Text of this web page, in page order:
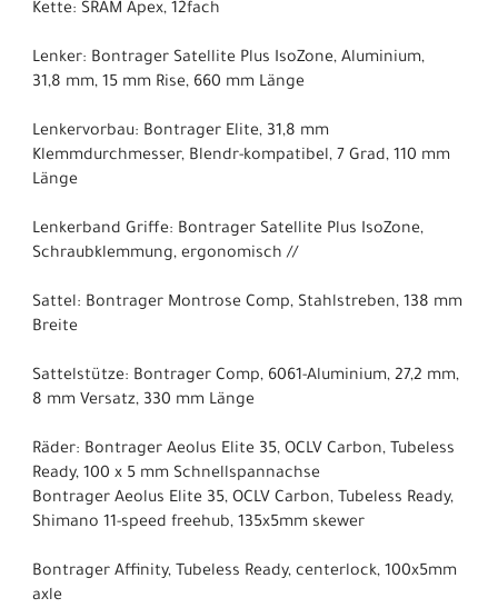
Kette: SRAM Apex, 12fach
Lenker: Bontrager Satellite Plus IsoZone, Aluminium,
31,8 mm, 15 mm Rise, 660 mm Länge
Lenkervorbau: Bontrager Elite, 31,8 mm
Klemmdurchmesser, Blendr-kompatibel, 7 Grad, 110 mm
Länge
Lenkerband Griffe: Bontrager Satellite Plus IsoZone,
Schraubklemmung, ergonomisch //
Sattel: Bontrager Montrose Comp, Stahlstreben, 138 mm
Breite
Sattelstütze: Bontrager Comp, 6061-Aluminium, 27,2 mm,
8 mm Versatz, 330 mm Länge
Räder: Bontrager Aeolus Elite 35, OCLV Carbon, Tubeless
Ready, 100 x 5 mm Schnellspannachse
Bontrager Aeolus Elite 35, OCLV Carbon, Tubeless Ready,
Shimano 11-speed freehub, 135x5mm skewer
Bontrager Affinity, Tubeless Ready, centerlock, 100x5mm
axle